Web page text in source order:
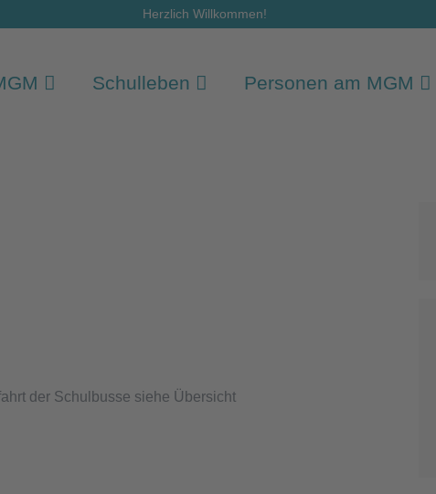
Herzlich Willkommen!
Schulleben Personen am MGM
der Schulbusse siehe Übersicht